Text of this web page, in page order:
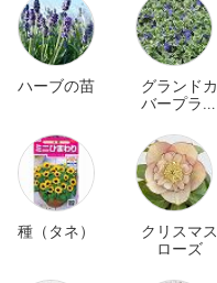
ハーブの苗
グランドカ
バープラン
種（タネ）
クリスマス
ローズ